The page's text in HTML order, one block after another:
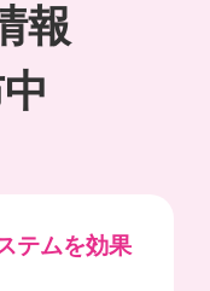
報
テムを効果